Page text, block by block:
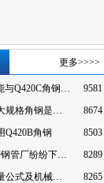
更多>>>>
与Q420C角钢…
9581
规格角钢是…
8674
Q420B角钢
8503
钢管厂纷纷下…
8289
公式及机械…
8265